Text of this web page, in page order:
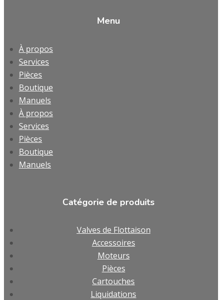
Menu
À propos
Services
Pièces
Boutique
Manuels
À propos
Services
Pièces
Boutique
Manuels
Catégorie de produits
Valves de Flottaison
Accessoires
Moteurs
Pièces
Cartouches
Liquidations